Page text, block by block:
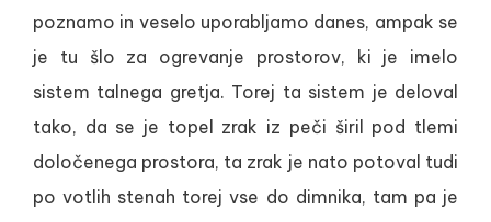
poznamo in veselo uporabljamo danes, ampak se
je tu šlo za ogrevanje prostorov, ki je imelo
sistem talnega gretja. Torej ta sistem je deloval
tako, da se je topel zrak iz peči širil pod tlemi
določenega prostora, ta zrak je nato potoval tudi
po votlih stenah torej vse do dimnika, tam pa je